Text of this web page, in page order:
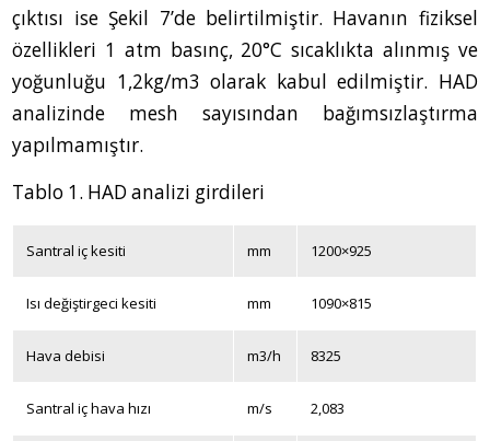
çıktısı ise Şekil 7’de belirtilmiştir. Havanın fiziksel
özellikleri 1 atm basınç, 20°C sıcaklıkta alınmış ve
yoğunluğu 1,2kg/m3 olarak kabul edilmiştir. HAD
analizinde mesh sayısından bağımsızlaştırma
yapılmamıştır.
Tablo 1. HAD analizi girdileri
Santral iç kesiti mm 1200×925
Isı değiştirgeci kesiti mm 1090×815
Hava debisi m3/h 8325
Santral iç hava hızı m/s 2,083